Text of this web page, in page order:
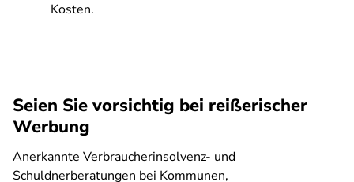
Kosten.
Seien Sie vorsichtig bei reißerischer
Werbung
Anerkannte Verbraucherinsolvenz- und
Schuldnerberatungen bei Kommunen,